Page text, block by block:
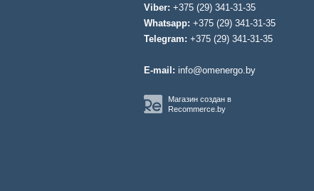
Viber: +375 (29) 341-31-35
Whatsapp: +375 (29) 341-31-35
Telegram: +375 (29) 341-31-35
E-mail: info@omenergo.by
Магазин создан в
Recommerce.by